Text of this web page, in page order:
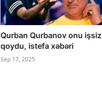
Qurban Qurbanov onu işsiz
qoydu, istefa xəbəri
Sep 17, 2025